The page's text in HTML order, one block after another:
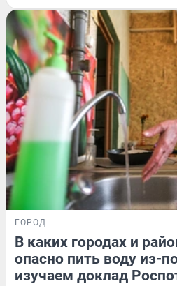
ГОРОД
В каких городах и
опасно пить воду из-
изучаем доклад